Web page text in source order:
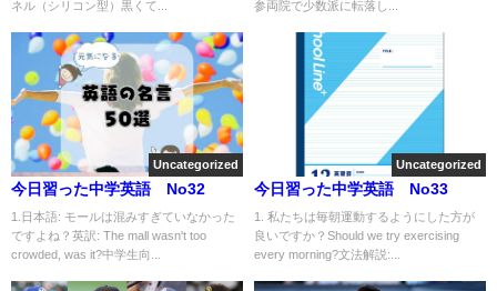
ネル（シリコン型）黒くて...
参両院で少数派に転落し...
Uncategorized
今日習った中学英語 No32
1.日本語: モールは混みすぎていなかった
ですよね？英訳: The mall wasn't too
crowded, was it?中学生向...
Uncategorized
今日習った中学英語 No33
1. 私たちは毎朝運動するようにした方が
良いですか？Should we try exercising
every morning?文法解説:...